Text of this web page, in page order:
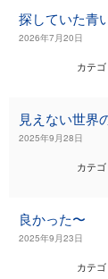
2026年7月20日
カテゴ
見えない世界
2025年9月28日
カテゴ
良かった〜
2025年9月23日
カテゴ